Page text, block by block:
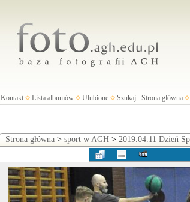
Kontakt Lista albumów Ulubione Szukaj Strona główna
Strona główna> sport w AGH> 2019.04.11 Dzień